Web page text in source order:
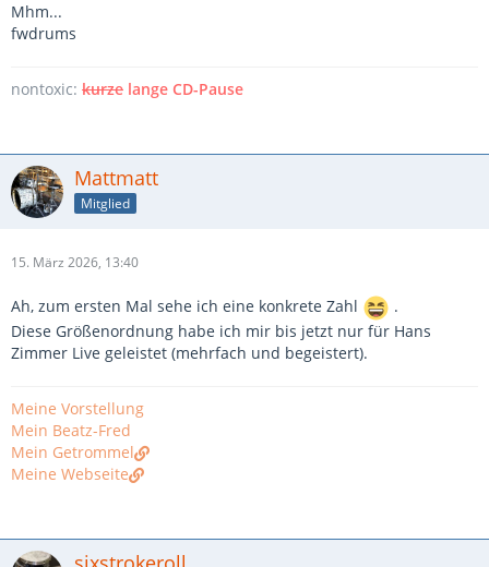
Mhm...
fwdrums
nontoxic: kurze lange CD-Pause
Mattmatt
Mitglied
15. März 2026, 13:40
Ah, zum ersten Mal sehe ich eine konkrete Zahl
.
Diese Größenordnung habe ich mir bis jetzt nur für Hans
Zimmer Live geleistet (mehrfach und begeistert).
Meine Vorstellung
Mein Beatz-Fred
Mein Getrommel
Meine Webseite